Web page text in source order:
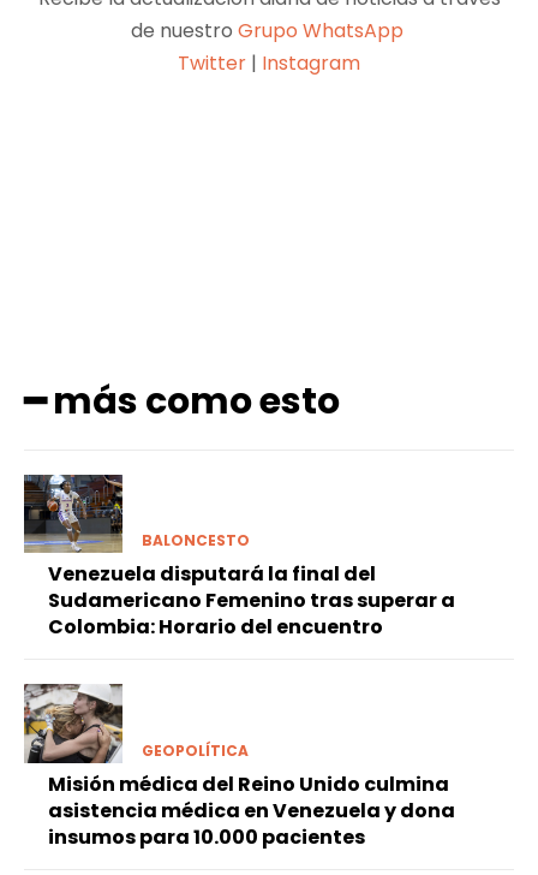
de nuestro Grupo WhatsApp
Twitter | Instagram
━ más como esto
BALONCESTO
Venezuela disputará la final del
Sudamericano Femenino tras superar a
Colombia: Horario del encuentro
GEOPOLÍTICA
Misión médica del Reino Unido culmina
asistencia médica en Venezuela y dona
insumos para 10.000 pacientes